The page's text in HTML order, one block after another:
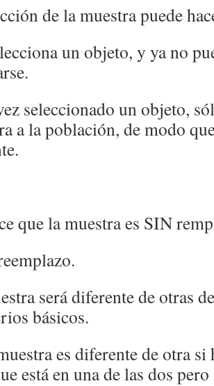
de la muestra puede
un objeto, y ya no
seleccionado un objeto,
a la población, de modo
que la muestra es SIN
será diferente de otras
básicos.
es diferente de otra si
está en una de las dos